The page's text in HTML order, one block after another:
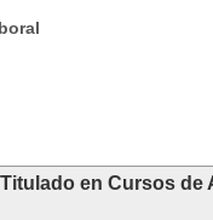
en Cursos de